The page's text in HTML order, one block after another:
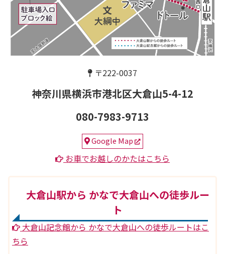
〒222-0037
神奈川県横浜市港北区大倉山5-4-12
080-7983-9713
Google Map
お車でお越しのかたはこちら
大倉山駅から かなで大倉山への徒歩ルー
ト
大倉山記念館から かなで大倉山への徒歩ルートはこ
ちら